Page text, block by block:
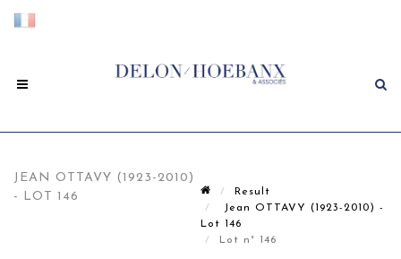
JEAN OTTAVY (1923-2010)
- LOT 146
Result
Jean OTTAVY (1923-2010) -
Lot 146
Lot n° 146